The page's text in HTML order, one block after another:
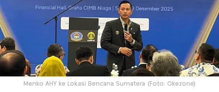
Menko AHY ke Lokasi Bencana Sumatera (Foto: Okezone)